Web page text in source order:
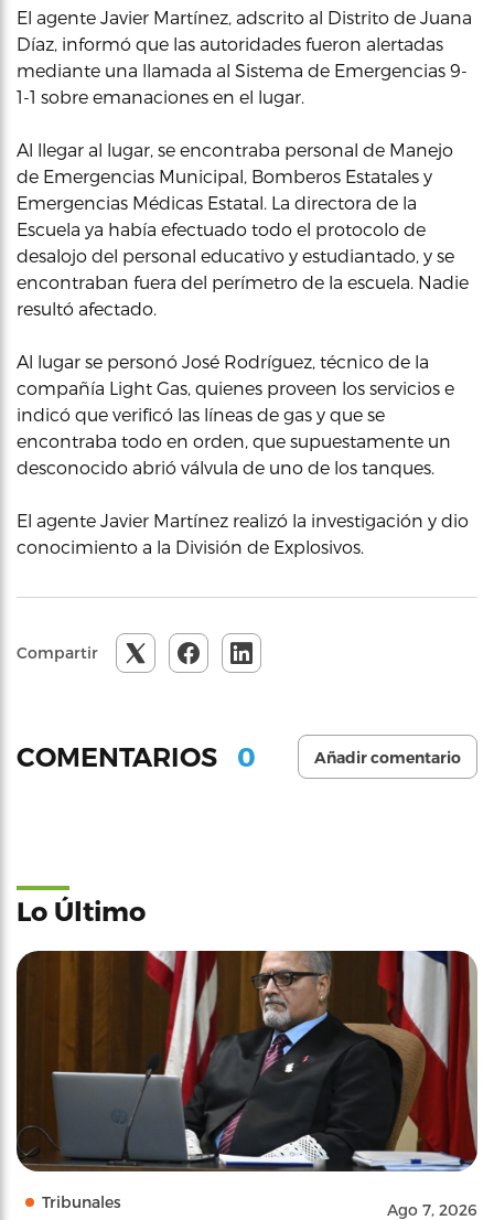
El agente Javier Martínez, adscrito al Distrito de Juana
Díaz, informó que las autoridades fueron alertadas
mediante una llamada al Sistema de Emergencias 9-
1-1 sobre emanaciones en el lugar.
Al llegar al lugar, se encontraba personal de Manejo
de Emergencias Municipal, Bomberos Estatales y
Emergencias Médicas Estatal. La directora de la
Escuela ya había efectuado todo el protocolo de
desalojo del personal educativo y estudiantado, y se
encontraban fuera del perímetro de la escuela. Nadie
resultó afectado.
Al lugar se personó José Rodríguez, técnico de la
compañía Light Gas, quienes proveen los servicios e
indicó que verificó las líneas de gas y que se
encontraba todo en orden, que supuestamente un
desconocido abrió válvula de uno de los tanques.
El agente Javier Martínez realizó la investigación y dio
conocimiento a la División de Explosivos.
Compartir
COMENTARIOS 0 Añadir comentario
Lo Último
Tribunales Ago 7, 2026